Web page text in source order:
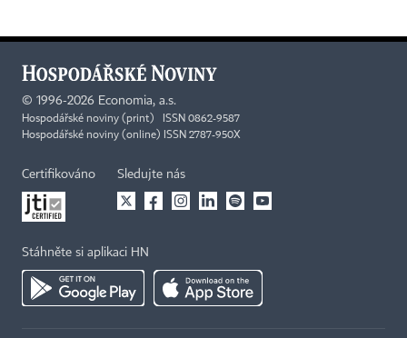
© 1996-2026 Economia, a.s.
Hospodářské noviny (print) ISSN 0862-9587
Hospodářské noviny (online) ISSN 2787-950X
Certifikováno Sledujte nás
Stáhněte si aplikaci HN